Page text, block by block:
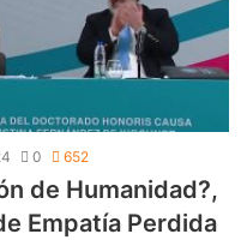
0 652
de Humanidad?,
Empatía Perdida